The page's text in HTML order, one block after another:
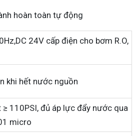
hoàn toàn tự động
24V cấp điện cho bơm R.O,
khi hết nước nguồn
≥ 110PSI, đủ áp lực đẩy nước qua
micro